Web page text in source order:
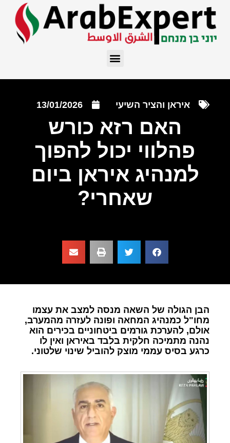
איראן והציר השיעי 13/01/2026
האם רזא כורש
פהלווי יכול להפוך
למנהיג איראן ביום
שאחרי?
הבן הגולה של השאה מנסה למצב את עצמו
מחו"ל כמנהיג המחאה ופונה לעזרה מהמערב,
אולם, להערכת גורמים ביטחוניים בכירים הוא
נהנה מתמיכה חלקית בלבד באיראן ואין לו
כרגע בסיס עממי מוצק להוביל שינוי שלטוני.